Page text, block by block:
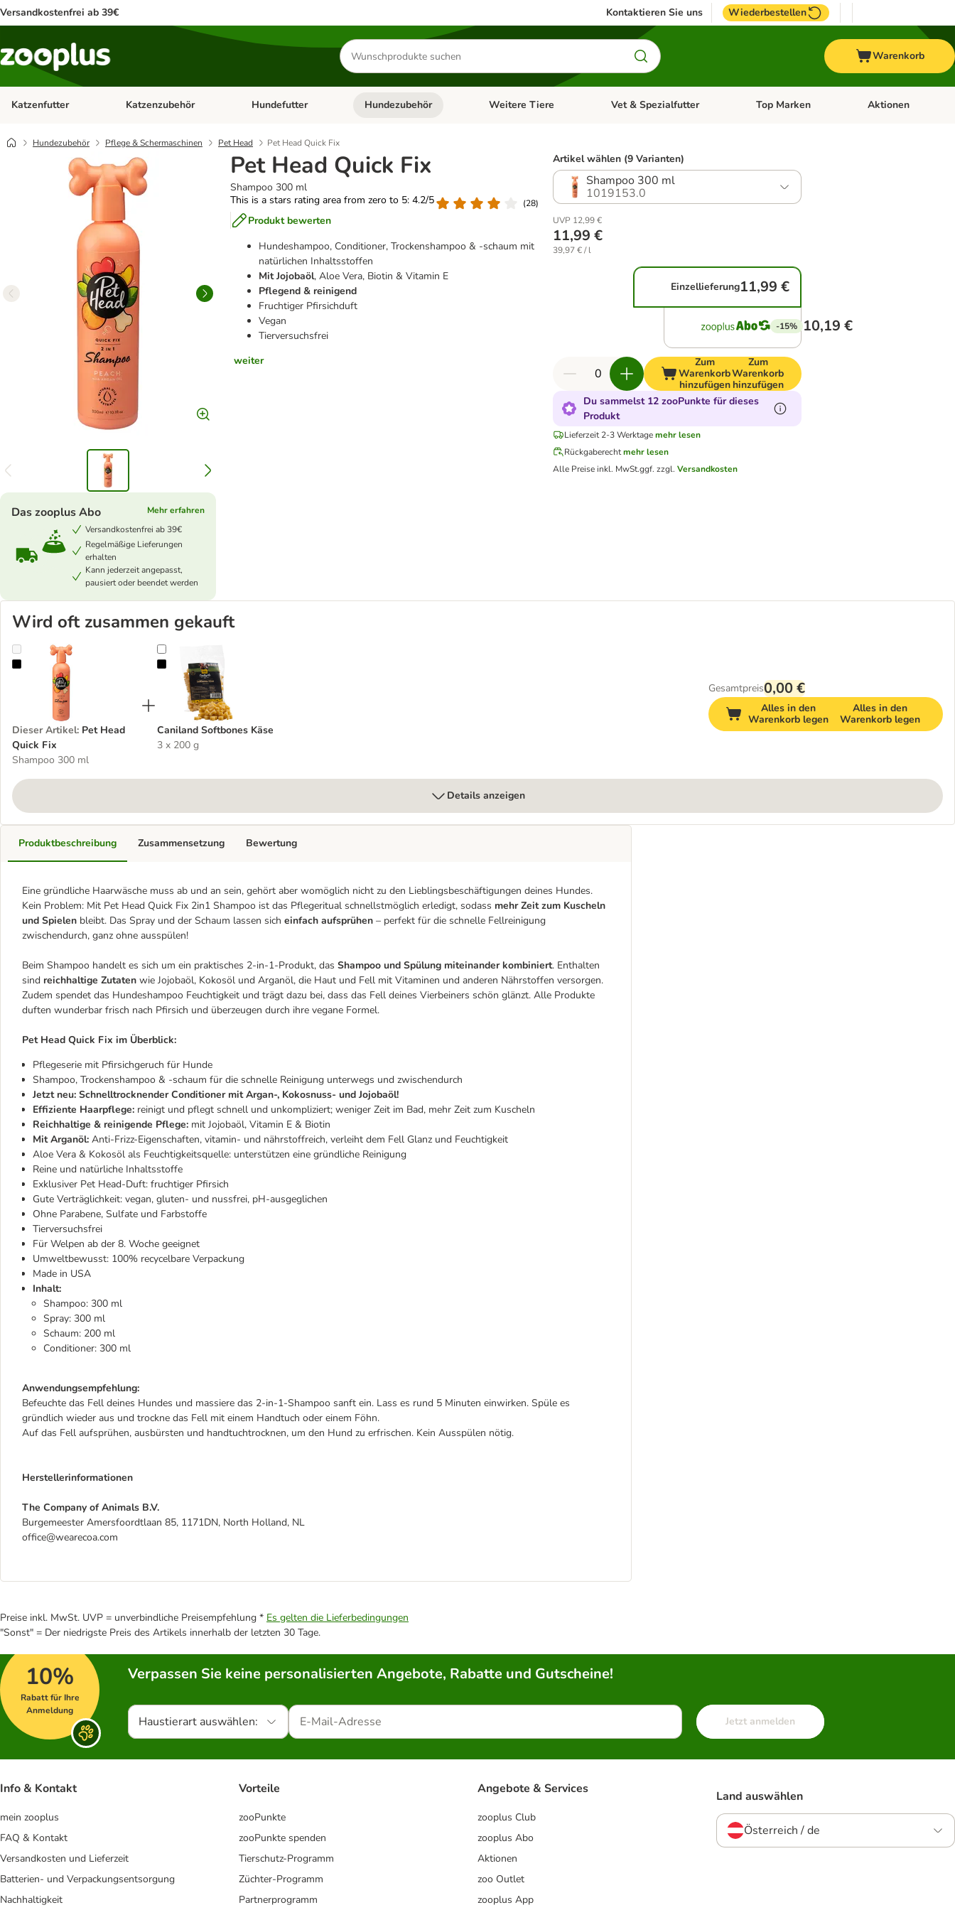
Versandkostenfrei ab 39€ Kontaktieren Sie uns Wiederbestellen
Produkte
suchen
Warenkorb
Katzenfutter Kategorie-Menü öffnen: Katzenfutter
Katzenzubehör Kategorie-Menü öffnen: Katzenzubehör
Hundefutter Kategorie-Menü öffnen: Hundefutter
Hundezubehör Kategorie-Menü öffnen: Hundezubehör
Weitere Tiere Kategorie-Menü öffnen: Weitere Tiere
Vet & Spezialfutter Kategorie-Menü öffnen: Vet & Spezialfutter
Top Marken Kategorie-Menü
Aktionen
Hundezubehör Pflege & Schermaschinen Pet Head Pet Head Quick Fix
Pet Head Quick Fix
Shampoo 300 ml
This is a stars rating area from zero to 5: 4.2/5
(28)
Produkt bewerten
Hundeshampoo, Conditioner, Trockenshampoo & -schaum mit
natürlichen Inhaltsstoffen
Mit Jojobaöl, Aloe Vera, Biotin & Vitamin E
Pflegend & reinigend
Fruchtiger Pfirsichduft
Vegan
Tierversuchsfrei
weiter
Das zooplus Abo
Mehr erfahren
Versandkostenfrei ab 39€
Regelmäßige Lieferungen
erhalten
Kann jederzeit angepasst,
pausiert oder beendet werden
Artikel wählen (9 Varianten)
Shampoo 300 ml
1019153.0
UVP 12,99 €
11,99 €
39,97 € / l
Einzellieferung11,99 €
-15% 10,19 €
Zum
Warenkorb
hinzufügen
Zum
Warenkorb
hinzufügen
Du sammelst 12 zooPunkte für dieses
Produkt
Lieferzeit 2-3 Werktagemehr lesen
Rückgaberechtmehr lesen
Alle Preise inkl. MwSt.ggf. zzgl. Versandkosten
Wird oft zusammen gekauft
Pet Head Quick Fix
Dieser Artikel: Pet Head
Quick Fix
Shampoo 300 ml
Caniland Softbones Käse
Caniland Softbones Käse
3 x 200 g
Gesamtpreis0,00 €
Alles in den
Warenkorb legen
Alles in den
Warenkorb legen
Details anzeigen
Produktbeschreibung
Eine gründliche Haarwäsche muss ab und an sein, gehört aber womöglich nicht zu den Lieblingsbeschäftigungen deines Hundes.
Kein Problem: Mit Pet Head Quick Fix 2in1 Shampoo ist das Pflegeritual schnellstmöglich erledigt, sodass mehr Zeit zum Kuscheln
und Spielen bleibt. Das Spray und der Schaum lassen sich einfach aufsprühen – perfekt für die schnelle Fellreinigung
zwischendurch, ganz ohne ausspülen!
Beim Shampoo handelt es sich um ein praktisches 2-in-1-Produkt, das Shampoo und Spülung miteinander kombiniert. Enthalten
sind reichhaltige Zutaten wie Jojobaöl, Kokosöl und Arganöl, die Haut und Fell mit Vitaminen und anderen Nährstoffen versorgen.
Zudem spendet das Hundeshampoo Feuchtigkeit und trägt dazu bei, dass das Fell deines Vierbeiners schön glänzt. Alle Produkte
duften wunderbar frisch nach Pfirsich und überzeugen durch ihre vegane Formel.
Pet Head Quick Fix im Überblick:
Pflegeserie mit Pfirsichgeruch für Hunde
Shampoo, Trockenshampoo & -schaum für die schnelle Reinigung unterwegs und zwischendurch
Jetzt neu: Schnelltrocknender Conditioner mit Argan-, Kokosnuss- und Jojobaöl!
Effiziente Haarpflege: reinigt und pflegt schnell und unkompliziert; weniger Zeit im Bad, mehr Zeit zum Kuscheln
Reichhaltige & reinigende Pflege: mit Jojobaöl, Vitamin E & Biotin
Mit Arganöl: Anti-Frizz-Eigenschaften, vitamin- und nährstoffreich, verleiht dem Fell Glanz und Feuchtigkeit
Aloe Vera & Kokosöl als Feuchtigkeitsquelle: unterstützen eine gründliche Reinigung
Reine und natürliche Inhaltsstoffe
Exklusiver Pet Head-Duft: fruchtiger Pfirsich
Gute Verträglichkeit: vegan, gluten- und nussfrei, pH-ausgeglichen
Ohne Parabene, Sulfate und Farbstoffe
Tierversuchsfrei
Für Welpen ab der 8. Woche geeignet
Umweltbewusst: 100% recycelbare Verpackung
Made in USA
Inhalt:
Shampoo: 300 ml
Spray: 300 ml
Schaum: 200 ml
Conditioner: 300 ml
Anwendungsempfehlung:
Befeuchte das Fell deines Hundes und massiere das 2-in-1-Shampoo sanft ein. Lass es rund 5 Minuten einwirken. Spüle es
gründlich wieder aus und trockne das Fell mit einem Handtuch oder einem Föhn.
Auf das Fell aufsprühen, ausbürsten und handtuchtrocknen, um den Hund zu erfrischen. Kein Ausspülen nötig.
Herstellerinformationen
The Company of Animals B.V.
Burgemeester Amersfoordtlaan 85, 1171DN, North Holland, NL
office@wearecoa.com
Zusammensetzung Bewertung
Preise inkl. MwSt. UVP = unverbindliche Preisempfehlung * Es gelten die Lieferbedingungen
"Sonst" = Der niedrigste Preis des Artikels innerhalb der letzten 30 Tage.
10%
Rabatt für Ihre
Anmeldung
Verpassen Sie keine personalisierten Angebote, Rabatte und Gutscheine!
Haustierart auswählen: Jetzt anmelden
Info & Kontakt
mein zooplus
FAQ & Kontakt
Versandkosten und Lieferzeit
Batterien- und Verpackungsentsorgung
Nachhaltigkeit
Vorteile
zooPunkte
zooPunkte spenden
Tierschutz-Programm
Züchter-Programm
Partnerprogramm
Angebote & Services
zooplus Club
zooplus Abo
Aktionen
zoo Outlet
zooplus App
Land auswählen
Österreich / de